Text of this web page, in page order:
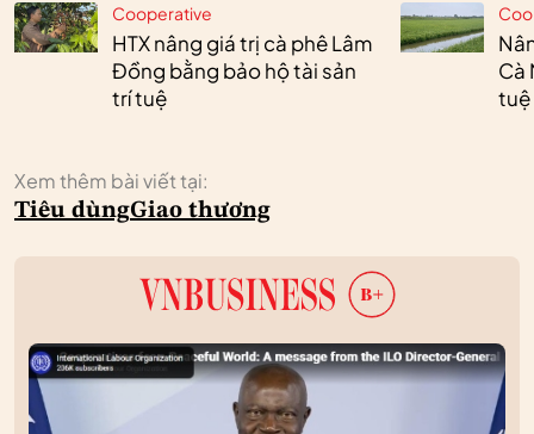
Cooperative
HTX nâng giá trị cà phê Lâm
Đồng bằng bảo hộ tài sản
trí tuệ
Cà
tuệ
Xem thêm bài viết tại:
Tiêu dùngGiao thương